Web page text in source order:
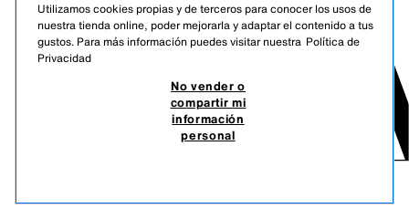
Utilizamos cookies propias y de terceros para conocer los usos de
nuestra tienda online, poder mejorarla y adaptar el contenido a tus
gustos. Para más información puedes visitar nuestra Política de
Privacidad
No vender o
compartir mi
información
personal